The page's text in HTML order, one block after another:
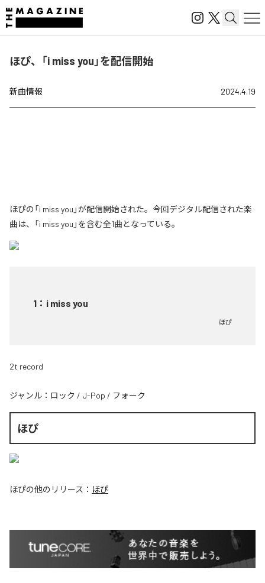
ほぴ、「i miss you」を配信開始
新曲情報 2024.4.19
ほぴの「i miss you」が配信開始された。今回デジタル配信された楽
曲は、「i miss you」を含む全1曲となっている。
1 ： i miss you
ほぴ
2t record
ジャンル： ロック / J-Pop / フォーク
ほぴ
ほぴの他のリリース： ほぴ